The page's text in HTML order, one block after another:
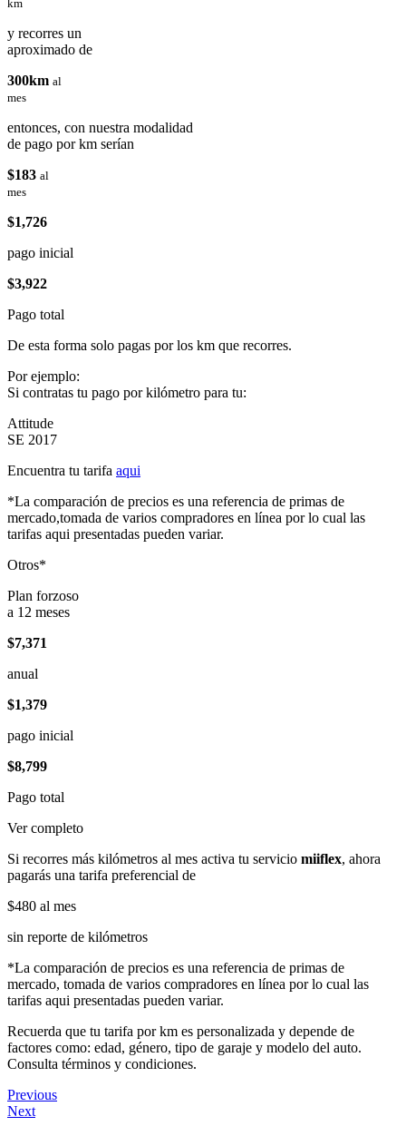
km
y recorres un
aproximado de
300km al
mes
entonces, con nuestra modalidad
de pago por km serían
$183 al
mes
$1,726
pago inicial
$3,922
Pago total
De esta forma solo pagas por los km que recorres.
Por ejemplo:
Si contratas tu pago por kilómetro para tu:
Attitude
SE 2017
Encuentra tu tarifa aqui
*La comparación de precios es una referencia de primas de
mercado,tomada de varios compradores en línea por lo cual las
tarifas aqui presentadas pueden variar.
Otros*
Plan forzoso
a 12 meses
$7,371
anual
$1,379
pago inicial
$8,799
Pago total
Ver completo
Si recorres más kilómetros al mes activa tu servicio miiflex, ahora
pagarás una tarifa preferencial de
$480 al mes
sin reporte de kilómetros
*La comparación de precios es una referencia de primas de
mercado, tomada de varios compradores en línea por lo cual las
tarifas aqui presentadas pueden variar.
Recuerda que tu tarifa por km es personalizada y depende de
factores como: edad, género, tipo de garaje y modelo del auto.
Consulta términos y condiciones.
Previous
Next